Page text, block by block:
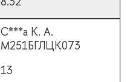
С***а К. А.
М251БГЛЦК073
13